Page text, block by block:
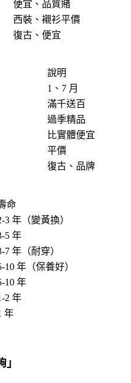
便宜、品質賭
西裝、襯衫平價
復古、便宜
說明
1、7 月
滿千送百
過季精品
比實體便宜
平價
復古、品牌
命
3 年（變黃換）
5 年
7 年（耐穿）
10 年（保養好）
10 年
2 年
年
」